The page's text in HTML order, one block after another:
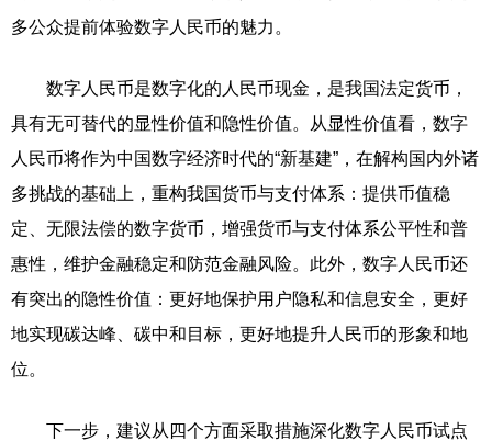
多公众提前体验数字人民币的魅力。
数字人民币是数字化的人民币现金，是我国法定货币，
具有无可替代的显性价值和隐性价值。从显性价值看，数字
人民币将作为中国数字经济时代的“新基建”，在解构国内外诸
多挑战的基础上，重构我国货币与支付体系：提供币值稳
定、无限法偿的数字货币，增强货币与支付体系公平性和普
惠性，维护金融稳定和防范金融风险。此外，数字人民币还
有突出的隐性价值：更好地保护用户隐私和信息安全，更好
地实现碳达峰、碳中和目标，更好地提升人民币的形象和地
位。
下一步，建议从四个方面采取措施深化数字人民币试点